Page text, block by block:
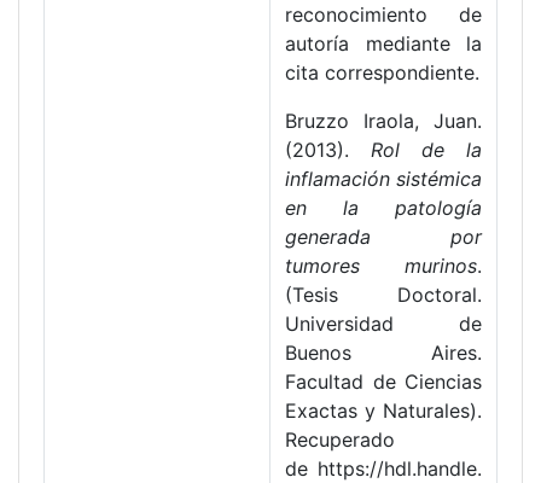
reconocimiento de
autoría mediante la
cita correspondiente.
Bruzzo Iraola, Juan.
(2013). Rol de la
inflamación sistémica
en la patología
generada por
tumores murinos.
(Tesis Doctoral.
Universidad de
Buenos Aires.
Facultad de Ciencias
Exactas y Naturales).
Recuperado
de https://hdl.handle.